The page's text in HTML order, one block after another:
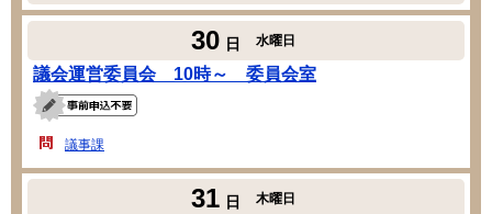
30 日 水曜日
議会運営委員会 10時～ 委員会室
議事課
31 日 木曜日